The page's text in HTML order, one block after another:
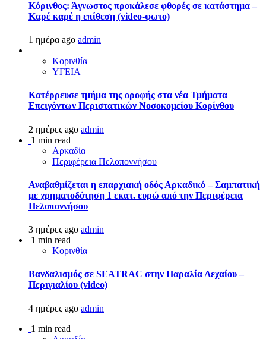
Κόρινθος: Άγνωστος προκάλεσε φθορές σε κατάστημα –
Καρέ καρέ η επίθεση (video-φωτο)
1 ημέρα ago admin
Κορινθία
ΥΓΕΙΑ
Kατέρρευσε τμήμα της οροφής στα νέα Τμήματα
Επειγόντων Περιστατικών Νοσοκομείου Κορίνθου
2 ημέρες ago admin
1 min read
Αρκαδία
Περιφέρεια Πελοποννήσου
Αναβαθμίζεται η επαρχιακή οδός Αρκαδικό – Σαμπατική
με χρηματοδότηση 1 εκατ. ευρώ από την Περιφέρεια
Πελοποννήσου
3 ημέρες ago admin
1 min read
Κορινθία
Βανδαλισμός σε SEATRAC στην Παραλία Λεχαίου –
Περιγιαλίου (video)
4 ημέρες ago admin
1 min read